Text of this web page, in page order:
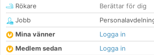
Rökare
Berättar för dig
Jobb
Mina vänner
Logga in
Medlem sedan
Logga in